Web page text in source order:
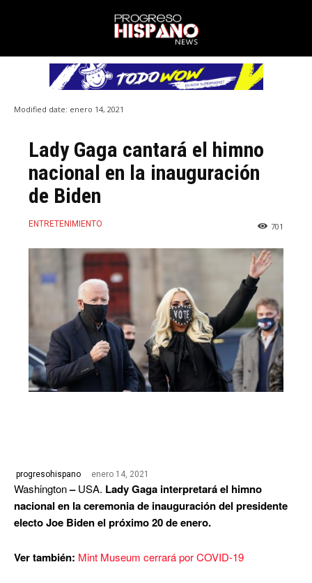
Modified date: enero 14, 2021
Lady Gaga cantará el himno
nacional en la inauguración
de Biden
ENTRETENIMIENTO 701
progresohispano enero 14, 2021
Washington–USA. Lady Gaga interpretará el himno
nacional en la ceremonia de inauguración del presidente
electo Joe Biden el próximo 20 de enero.
Ver también: Mint Museum cerrará por COVID-19